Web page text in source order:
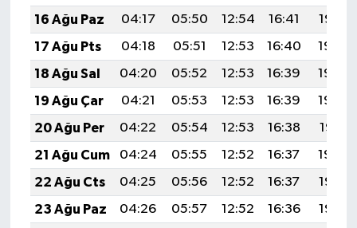
16 Ağu Paz
04:17 05:50 12:54 16:41
19:47
17 Ağu Pts
04:18 05:51 12:53 16:40
19:45
18 Ağu Sal
04:20 05:52 12:53 16:39
19:44
19 Ağu Çar
04:21 05:53 12:53 16:39
19:43
20 Ağu Per
04:22 05:54 12:53 16:38
19:41
21 Ağu Cum
04:24 05:55 12:52 16:37
19:40
22 Ağu Cts
04:25 05:56 12:52 16:37
19:38
23 Ağu Paz
04:26 05:57 12:52 16:36
19:37